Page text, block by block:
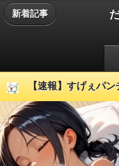
新着記事
【速報】すげぇパ